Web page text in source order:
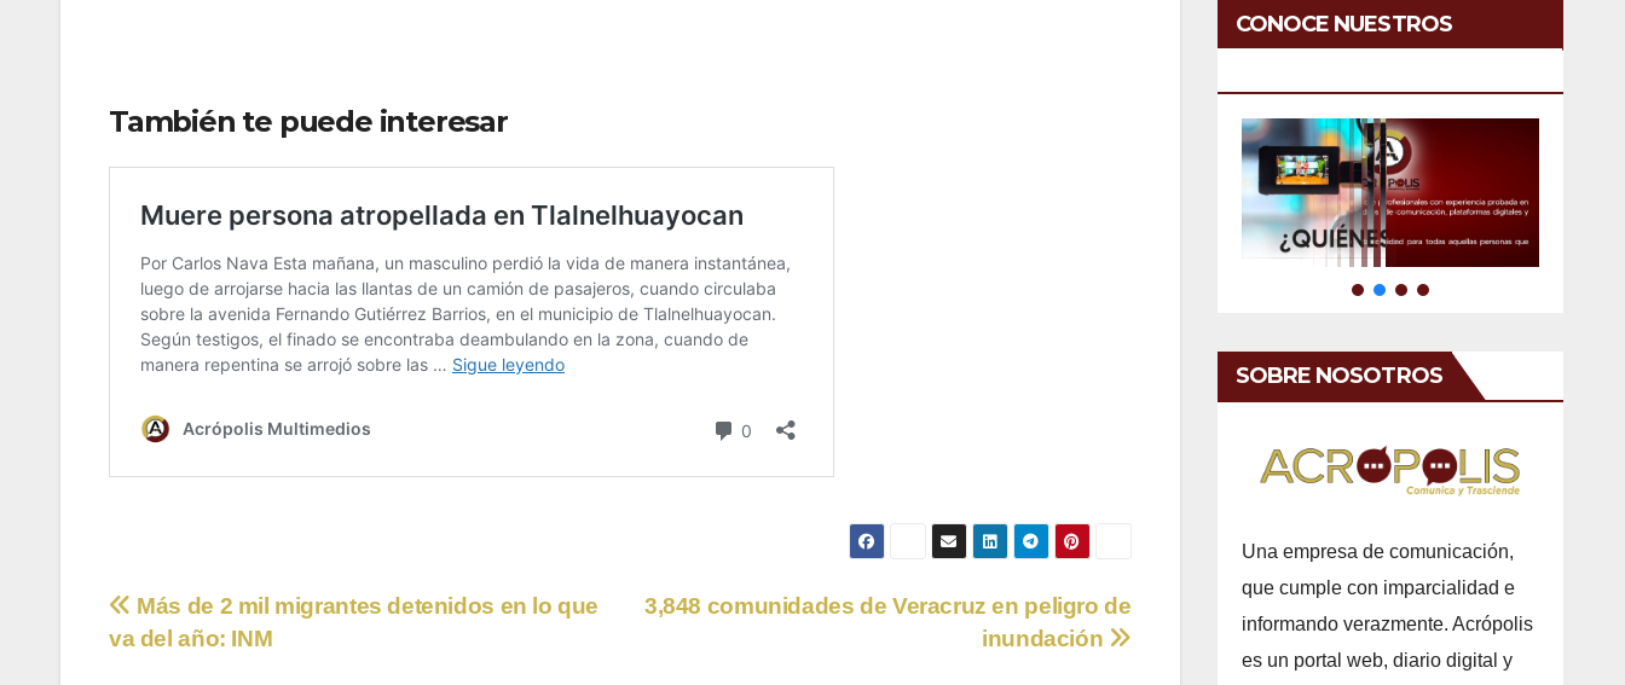
También te puede interesar
Navegación
3,848 comunidades de Veracruz en peligro de
inundación
Más de 2 mil migrantes detenidos en lo que
va del año: INM
CONOCE NUESTROS
SOBRE NOSOTROS
Una empresa de comunicación,
que cumple con imparcialidad e
informando verazmente. Acrópolis
es un portal web, diario digital y